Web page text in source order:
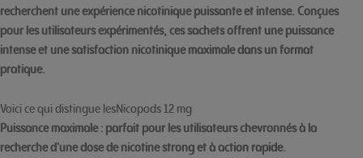
recherchent une expérience nicotinique puissante et intense. Conçues
pour les utilisateurs expérimentés, ces sachets offrent une puissance
intense et une satisfaction nicotinique maximale dans un format
pratique.
Voici ce qui distingue lesNicopods 12 mg
Puissance maximale: parfait pour les utilisateurs chevronnés à la
recherche d'une dose de nicotine strong et à action rapide.